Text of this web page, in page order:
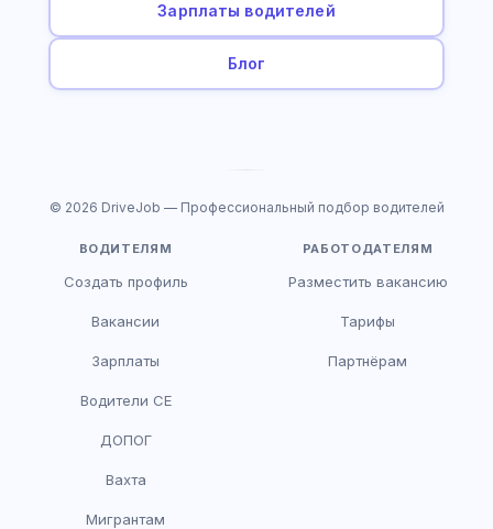
Зарплаты водителей
Блог
© 2026 DriveJob — Профессиональный подбор водителей
ВОДИТЕЛЯМ
Создать профиль
Вакансии
Зарплаты
Водители CE
ДОПОГ
Вахта
Мигрантам
РАБОТОДАТЕЛЯМ
Разместить вакансию
Тарифы
Партнёрам
HR-консультант
Здравствуйте! Я AI-консультант DriveJob.